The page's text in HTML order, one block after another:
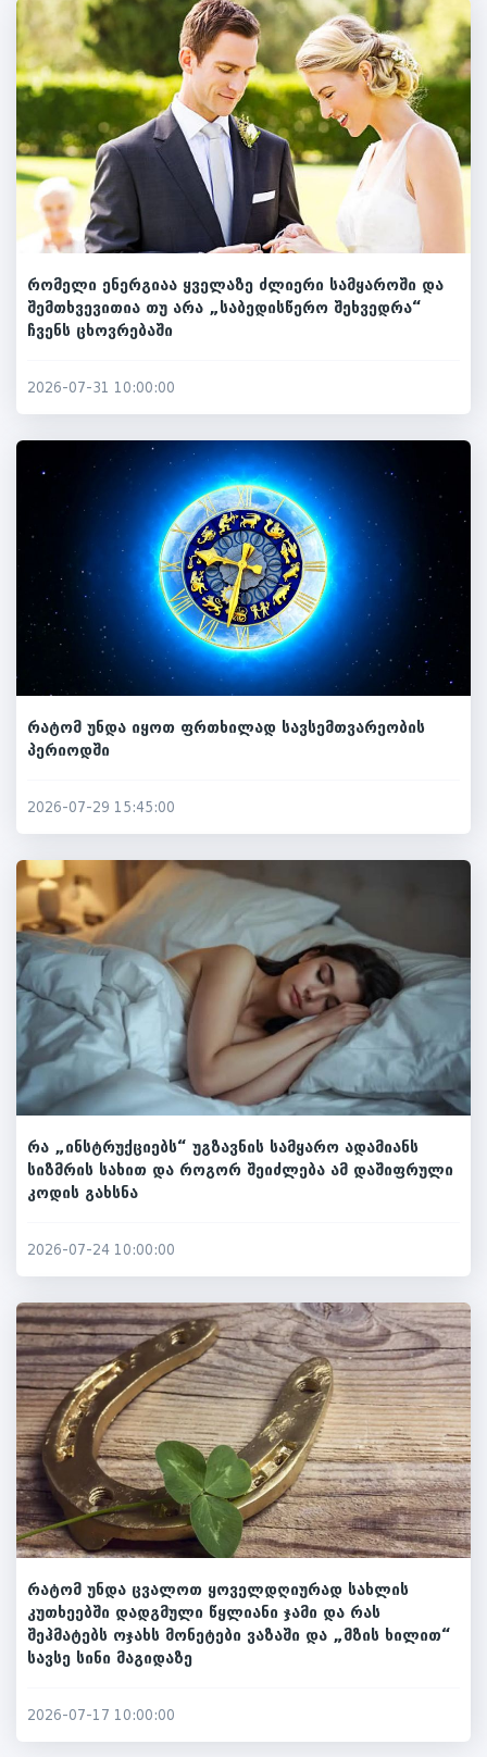
რომელი ენერგიაა ყველაზე ძლიერი სამყაროში და
შემთხვევითია თუ არა „საბედისწერო შეხვედრა“
ჩვენს ცხოვრებაში
2026-07-31 10:00:00
რატომ უნდა იყოთ ფრთხილად სავსემთვარეობის
პერიოდში
2026-07-29 15:45:00
რა „ინსტრუქციებს“ უგზავნის სამყარო ადამიანს
სიზმრის სახით და როგორ შეიძლება ამ დაშიფრული
კოდის გახსნა
2026-07-24 10:00:00
რატომ უნდა ცვალოთ ყოველდღიურად სახლის
კუთხეებში დადგმული წყლიანი ჯამი და რას
შეჰმატებს ოჯახს მონეტები ვაზაში და „მზის ხილით“
სავსე სინი მაგიდაზე
2026-07-17 10:00:00